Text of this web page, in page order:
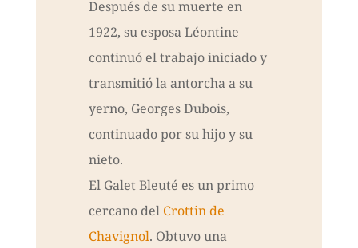
Después de su muerte en
1922, su esposa Léontine
continuó el trabajo iniciado y
transmitió la antorcha a su
yerno, Georges Dubois,
continuado por su hijo y su
nieto.
El Galet Bleuté es un primo
cercano del Crottin de
Chavignol. Obtuvo una